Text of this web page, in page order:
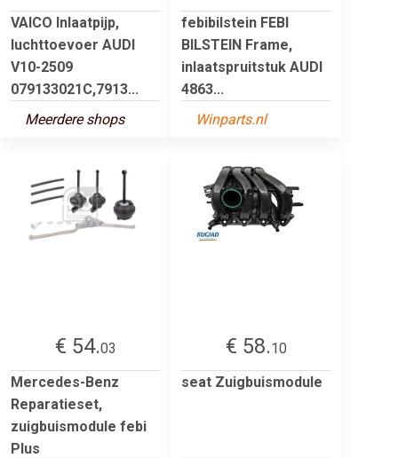
VAICO Inlaatpijp,
luchttoevoer AUDI
V10-2509
079133021C,7913...
Meerdere shops
febibilstein FEBI
BILSTEIN Frame,
inlaatspruitstuk AUDI
4863...
Winparts.nl
€ 54.03
Mercedes-Benz
Reparatieset,
zuigbuismodule febi
Plus
€ 58.10
seat Zuigbuismodule